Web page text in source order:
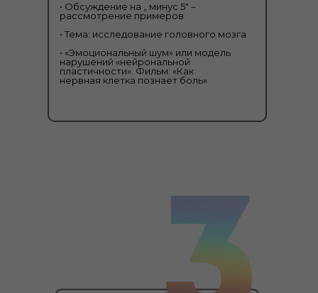
• Обсуждение на „ минус 5" –
рассмотрение примеров
• Тема: исследование головного мозга
• «Эмоциональный шум» или модель
нарушений «нейрональной
пластичности». Фильм: «Как
нервная клетка познает боль»